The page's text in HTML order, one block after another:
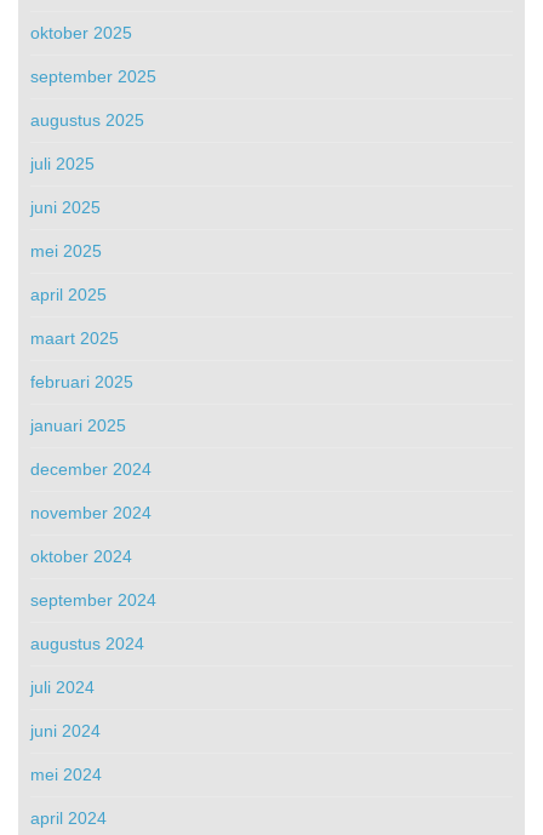
oktober 2025
september 2025
augustus 2025
juli 2025
juni 2025
mei 2025
april 2025
maart 2025
februari 2025
januari 2025
december 2024
november 2024
oktober 2024
september 2024
augustus 2024
juli 2024
juni 2024
mei 2024
april 2024